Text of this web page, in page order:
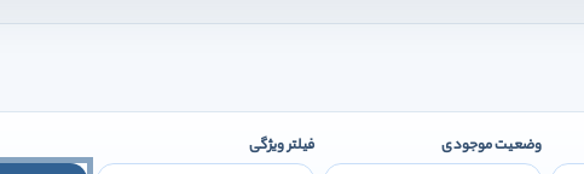
وضعیت موجودی فیلتر ویژگی